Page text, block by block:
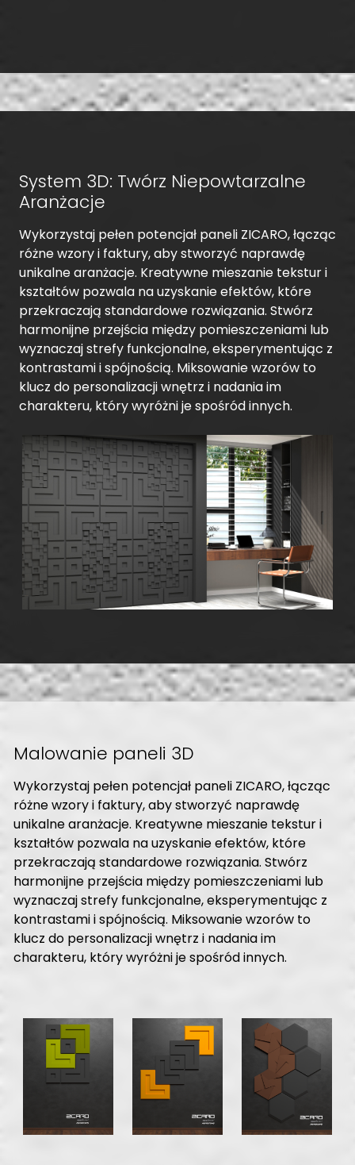
System 3D: Twórz Niepowtarzalne
Aranżacje
Wykorzystaj pełen potencjał paneli ZICARO, łącząc
różne wzory i faktury, aby stworzyć naprawdę
unikalne aranżacje. Kreatywne mieszanie tekstur i
kształtów pozwala na uzyskanie efektów, które
przekraczają standardowe rozwiązania. Stwórz
harmonijne przejścia między pomieszczeniami lub
wyznaczaj strefy funkcjonalne, eksperymentując z
kontrastami i spójnością. Miksowanie wzorów to
klucz do personalizacji wnętrz i nadania im
charakteru, który wyróżni je spośród innych.
Malowanie paneli 3D
Wykorzystaj pełen potencjał paneli ZICARO, łącząc
różne wzory i faktury, aby stworzyć naprawdę
unikalne aranżacje. Kreatywne mieszanie tekstur i
kształtów pozwala na uzyskanie efektów, które
przekraczają standardowe rozwiązania. Stwórz
harmonijne przejścia między pomieszczeniami lub
wyznaczaj strefy funkcjonalne, eksperymentując z
kontrastami i spójnością. Miksowanie wzorów to
klucz do personalizacji wnętrz i nadania im
charakteru, który wyróżni je spośród innych.